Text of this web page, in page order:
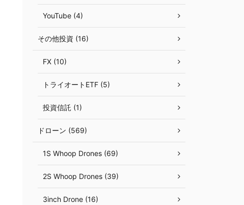
YouTube (4)
その他投資 (16)
FX (10)
トライオートETF (5)
投資信託 (1)
ドローン (569)
1S Whoop Drones (69)
2S Whoop Drones (39)
3inch Drone (16)